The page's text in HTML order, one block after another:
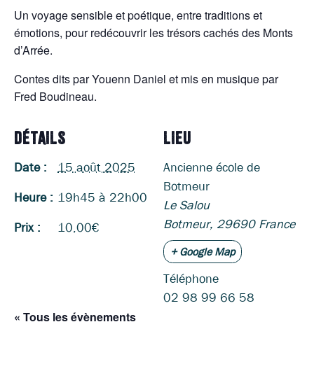
Un voyage sensible et poétique, entre traditions et
émotions, pour redécouvrir les trésors cachés des Monts
d’Arrée.
Contes dits par Youenn Daniel et mis en musique par
Fred Boudineau.
DÉTAILS
Date :
15 août 2025
Heure : 19h45 à 22h00
Prix :
10,00€
LIEU
Ancienne école de
Botmeur
Le Salou
Botmeur, 29690 France
+ Google Map
Téléphone
02 98 99 66 58
« Tous les évènements